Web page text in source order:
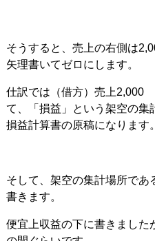
そうすると、売上の右側は
矢理書いてゼロにします。
仕訳では（借方）売上2,000
て、「損益」という架空の集
損益計算書の原稿になります。
そして、架空の集計場所であ
書きます。
便宜上収益の下に書きました